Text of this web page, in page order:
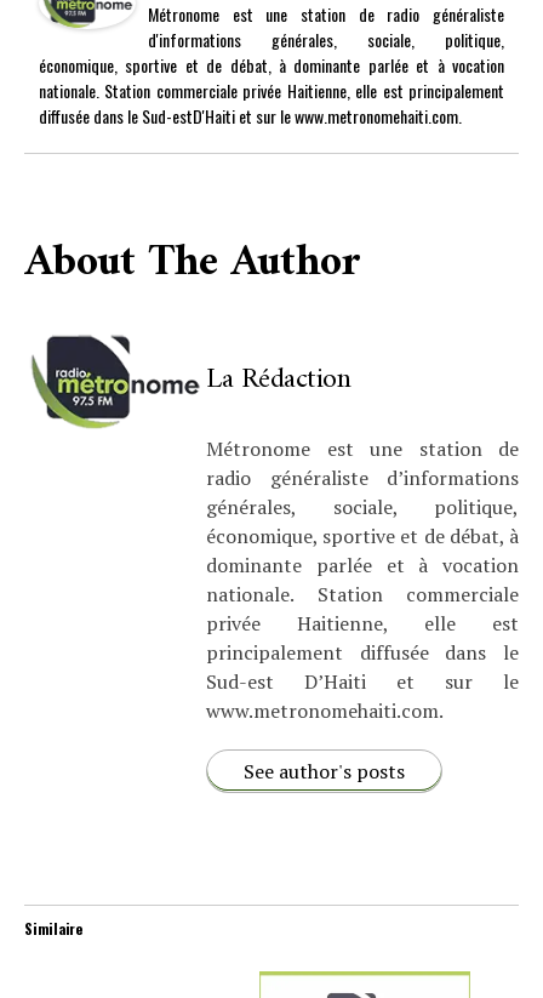
Métronome est une station de radio généraliste
d'informations générales, sociale, politique,
économique, sportive et de débat, à dominante parlée et à vocation
nationale. Station commerciale privée Haitienne, elle est principalement
diffusée dans le Sud-estD'Haiti et sur le www.metronomehaiti.com.
About The Author
La Rédaction
Métronome est une station de
radio généraliste d’informations
générales, sociale, politique,
économique, sportive et de débat, à
dominante parlée et à vocation
nationale. Station commerciale
privée Haitienne, elle est
principalement diffusée dans le
Sud-est D’Haiti et sur le
www.metronomehaiti.com.
See author's posts
Similaire